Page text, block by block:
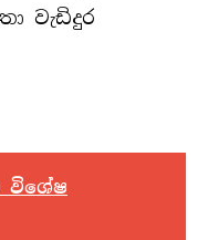
වැඩිදුර
විශේෂ